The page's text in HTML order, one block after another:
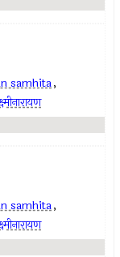
samhita,
samhita,